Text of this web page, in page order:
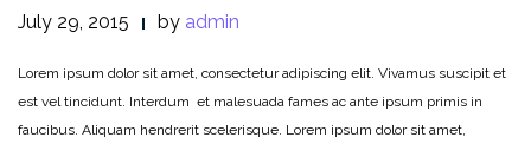
July 29, 2015 by admin
Lorem ipsum dolor sit amet, consectetur adipiscing elit. Vivamus suscipit et
est vel tincidunt. Interdum et malesuada fames ac ante ipsum primis in
faucibus. Aliquam hendrerit scelerisque. Lorem ipsum dolor sit amet,